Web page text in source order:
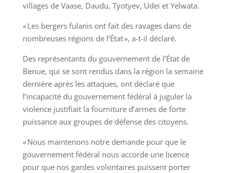
villages de Vaase, Daudu, Tyotyev, Udei et Yelwata.
« Les bergers fulanis ont fait des ravages dans de
nombreuses régions de l’État », a-t-il déclaré.
Des représentants du gouvernement de l’État de
Benue, qui se sont rendus dans la région la semaine
dernière après les attaques, ont déclaré que
l’incapacité du gouvernement fédéral à juguler la
violence justifiait la fourniture d’armes de forte
puissance aux groupes de défense des citoyens.
« Nous maintenons notre demande pour que le
gouvernement fédéral nous accorde une licence
pour que nos gardes volontaires puissent porter